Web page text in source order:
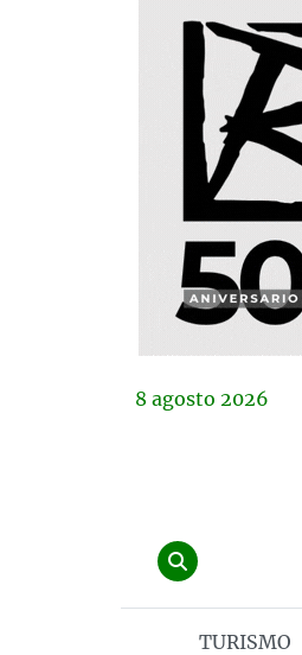
8 agosto 2026
TURISMO